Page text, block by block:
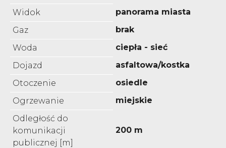
Widok
panorama miasta
Gaz
brak
Woda
ciepła - sieć
Dojazd
asfaltowa/kostka
Otoczenie
osiedle
Ogrzewanie
miejskie
Odległość do
komunikacji
publicznej [m]
200 m